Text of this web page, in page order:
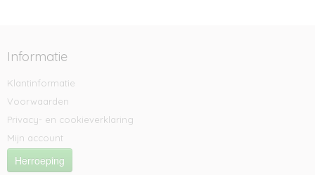
Informatie
Klantinformatie
Voorwaarden
Privacy- en cookieverklaring
Mijn account
Herroeping